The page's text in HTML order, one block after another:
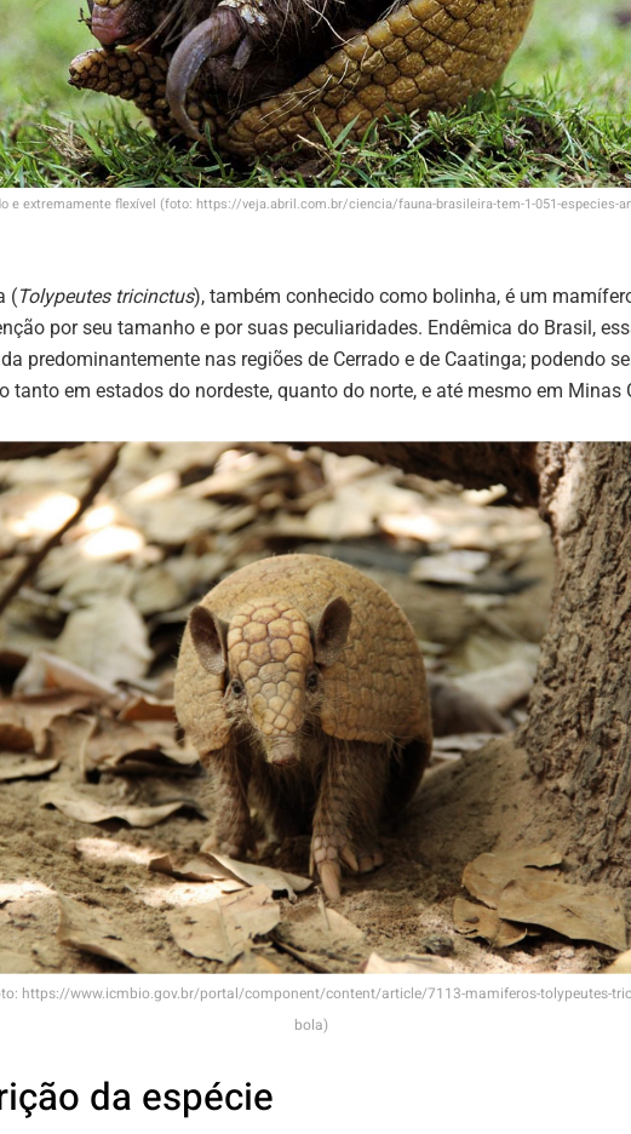
e extremamente flexível (foto: https://veja.abril.com.br/ciencia/fauna-brasileira-tem-1-051-especies-
(Tolypeutes tricinctus), também conhecido como bolinha, é um
por seu tamanho e por suas peculiaridades. Endêmica do Brasil,
predominantemente nas regiões de Cerrado e de Caatinga; podendo
tanto em estados do nordeste, quanto do norte, e até mesmo em Minas
https://www.icmbio.gov.br/portal/component/content/article/7113-mamiferos-tolypeutes-
bola)
da espécie